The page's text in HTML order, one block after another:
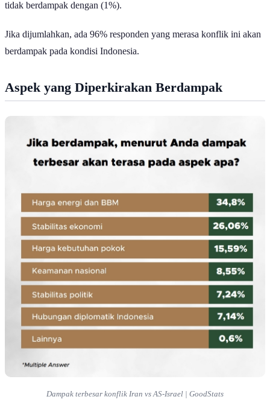
Sebagian besar merasa konflik akan berdampak pada kondisi di Indonesia |
GoodStats
Baca Juga: Media Sosial Jadi Sumber Informasi Utama Terkait
Konflik Iran dan AS-Israel
Hasil survei menunjukkan bahwa lebih dari setengah responden,
yakni 60% menilai perang ini akan cukup berdampak pada situasi di
Indonesia. Sementara, 30% lainnya menilai akan sangat berdampak.
Ada juga yang menilai dampaknya kecil (6%), tidak tahu (3%), dan
tidak berdampak dengan (1%).